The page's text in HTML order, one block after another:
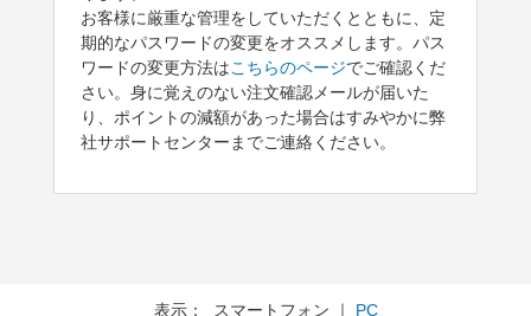
お客様に厳重な管理をしていただくとともに、定
期的なパスワードの変更をオススメします。パス
ワードの変更方法はこちらのページでご確認くだ
さい。身に覚えのない注文確認メールが届いた
り、ポイントの減額があった場合はすみやかに弊
社サポートセンターまでご連絡ください。
表示： スマートフォン ｜ PC